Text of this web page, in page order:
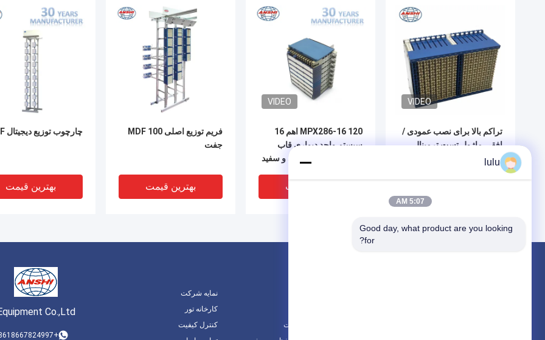
چارچوب توزیع دیجیتال DDF
بهترین قیمت
فریم توزیع اصلی MDF 100
جفت
بهترین قیمت
VIDEO
MPX286-16 120 اهم 16
سیستم واحد دیواری قاب
توزیع دیجیتال قاب آبی و سفید
بهترین قیمت
VIDEO
تراکم بالا برای نصب عمودی /
افقی ماژول تست ترمینال
128 جفتی
VIDEO
Co.,Ltd
+8618667824997
نمایه شرکت
کارخانه تور
کنترل کیفیت
نقشه سایت
lulu
5:07 AM
Good day, what product are you looking
for?